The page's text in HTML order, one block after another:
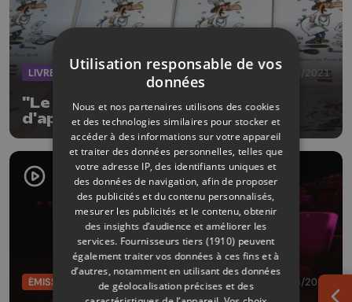
LIVRES 05/06/2021
"Le cuisinier se poile" le recueil
d'aphorismes d'Etienne Pichault
ÉMISSIONS 03/06/2021
Utilisation responsable de vos
données
Nous et nos partenaires utilisons des cookies
et des technologies similaires pour stocker et
accéder à des informations sur votre appareil
et traiter des données personnelles, telles que
votre adresse IP, des identifiants uniques et
des données de navigation, afin de proposer
des publicités et du contenu personnalisés,
mesurer les publicités et le contenu, obtenir
des insights d’audience et améliorer les
services. Fournisseurs tiers (1910) peuvent
également traiter vos données à ces fins et à
d’autres, notamment en utilisant des données
de géolocalisation précises et des